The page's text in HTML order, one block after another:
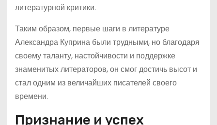
литературной критики.
Таким образом, первые шаги в литературе
Александра Куприна были трудными, но благодаря
своему таланту, настойчивости и поддержке
знаменитых литераторов, он смог достичь высот и
стал одним из величайших писателей своего
времени.
Признание и успех